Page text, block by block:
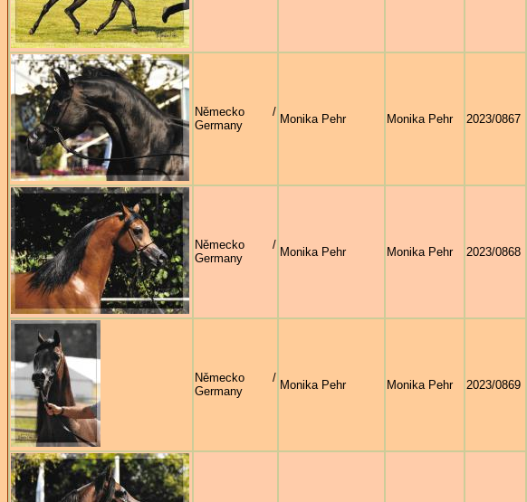
Německo /
Germany
Monika Pehr Monika Pehr 2023/0867
Německo /
Germany
Monika Pehr Monika Pehr 2023/0868
Německo /
Germany
Monika Pehr Monika Pehr 2023/0869